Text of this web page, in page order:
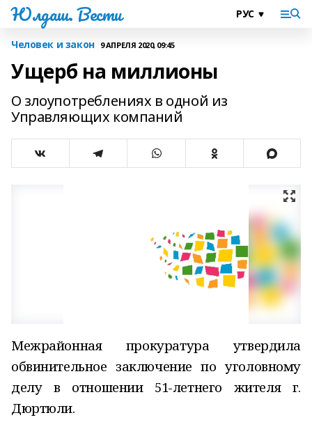
Юлдаш. Вести
Человек и закон 9 АПРЕЛЯ 2020, 09:45
Ущерб на миллионы
О злоупотреблениях в одной из
Управляющих компаний
Межрайонная прокуратура утвердила
обвинительное заключение по уголовному
делу в отношении 51-летнего жителя г.
Дюртюли.